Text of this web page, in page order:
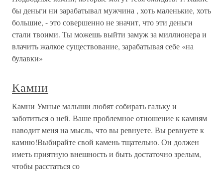
бы деньги ни зарабатывал мужчина , хоть маленькие, хоть
большие, - это совершенно не значит, что эти деньги
стали твоими. Ты можешь выйти замуж за миллионера и
влачить жалкое существование, зарабатывая себе «на
булавки»
Камни
Камни Умные малыши любят собирать гальку и
заботиться о ней. Ваше проблемное отношение к камням
наводит меня на мысль, что вы ревнуете. Вы ревнуете к
камню!Выбирайте свой камень тщательно. Он должен
иметь приятную внешность и быть достаточно зрелым,
чтобы расстаться со